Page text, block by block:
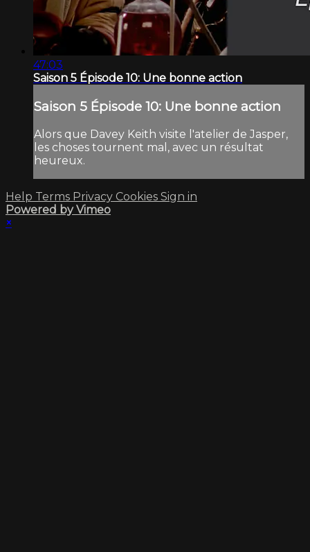
47:03
Saison 5 Épisode 10: Une bonne action
Saison 5 Épisode 10: Une bonne action
Alors que Davey Keith visite l'atelier de Jasper,
les choses tournent mal, avec un résultat
heureux.
Help Terms Privacy Cookies Sign in
Powered by Vimeo
×